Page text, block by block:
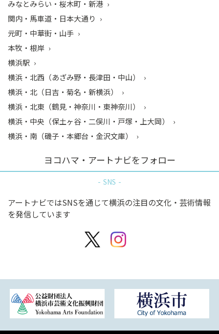
みなとみらい・桜木町・新港
関内・馬車道・日本大通り
元町・中華街・山手
本牧・根岸
横浜駅
横浜・北西（あざみ野・長津田・中山）
横浜・北（日吉・菊名・新横浜）
横浜・北東（鶴見・神奈川・東神奈川）
横浜・中央（保土ヶ谷・二俣川・戸塚・上大岡）
横浜・南（磯子・本郷台・金沢文庫）
ヨコハマ・アートナビをフォロー
SNS
アートナビではSNSを通じて横浜の注目の文化・芸術情報
を発信しています